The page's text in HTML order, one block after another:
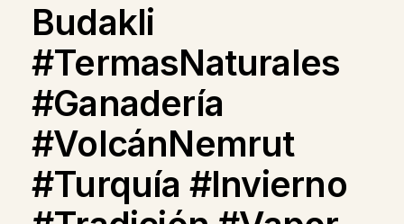
Budakli
#TermasNaturales
#Ganadería
#VolcánNemrut
#Turquía #Invierno